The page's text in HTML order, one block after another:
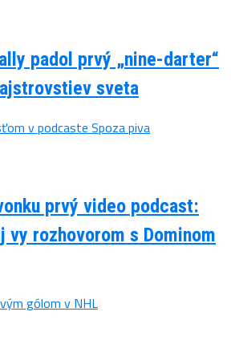
padol prvý „nine-darter“
sveta
prvý video podcast:
vy rozhovorom s Dominom